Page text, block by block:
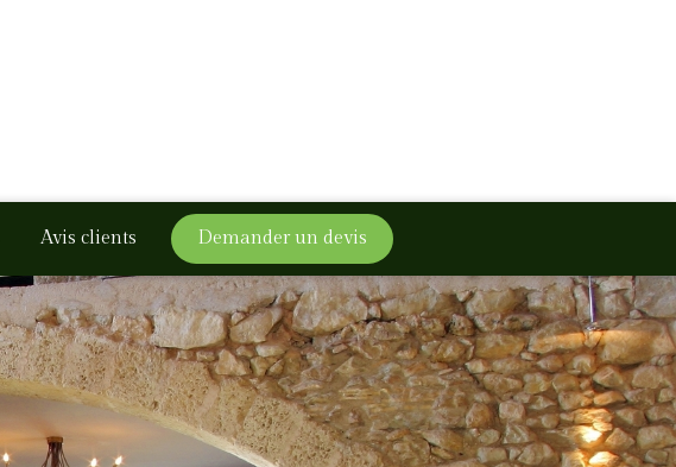
Avis clients Demander un devis